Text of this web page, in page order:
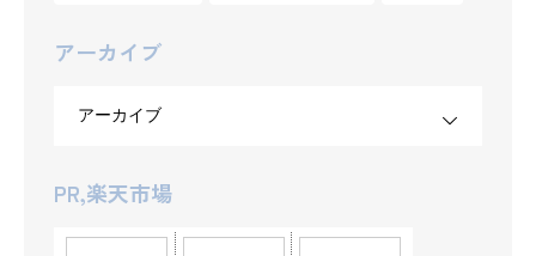
アーカイブ
PR,楽天市場